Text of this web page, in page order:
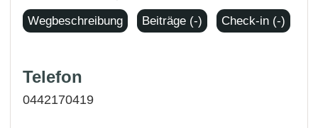
Wegbeschreibung Beiträge (-) Check-in (-)
Telefon
0442170419